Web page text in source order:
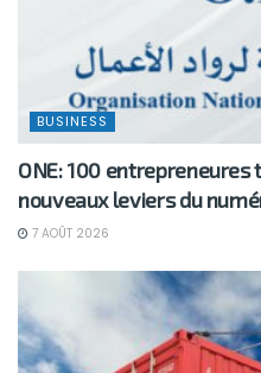
BUSINESS
ONE: 100
nouveaux leviers du
7 AOÛT 2026